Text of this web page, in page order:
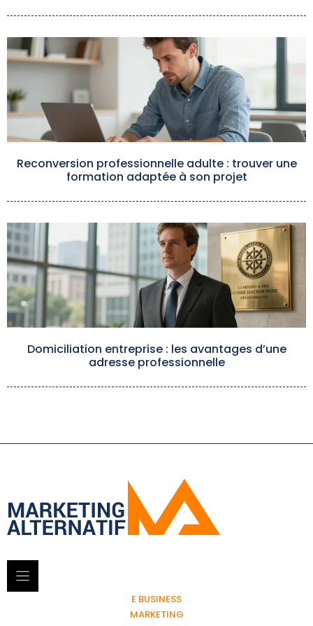
Reconversion professionnelle adulte : trouver une
formation adaptée à son projet
Domiciliation entreprise : les avantages d’une
adresse professionnelle
E BUSINESS
MARKETING